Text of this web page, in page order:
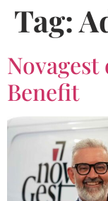
Tag:
Benefit